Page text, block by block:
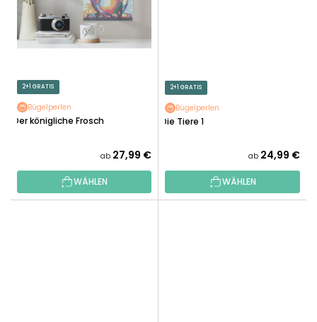
2+1 GRATIS
Bügelperlen
Der königliche Frosch
ab 27,99 €
WÄHLEN
2+1 GRATIS
Bügelperlen
Die Tiere 1
ab 24,99 €
WÄHLEN